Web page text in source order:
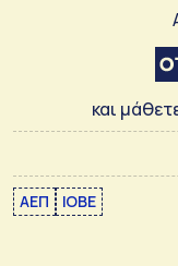
και
ΑΕΠ ΙΟΒΕ